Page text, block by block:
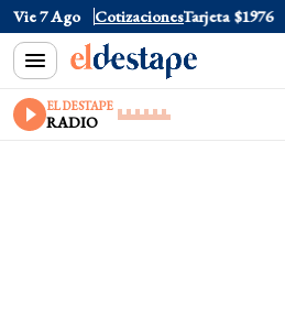
Vie 7 Ago Cotizaciones
$1520 Dólar Tarjeta $1976
EL DESTAPE
RADIO